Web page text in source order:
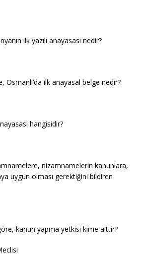
ilk yazılı anayasası nedir?
Osmanlı’da ilk anayasal belge nedir?
hangisidir?
nizamnamelerin kanunlara,
uygun olması gerektiğini bildiren
kanun yapma yetkisi kime aittir?